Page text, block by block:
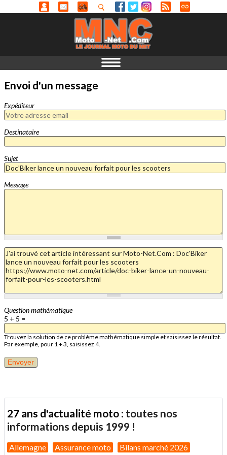
Envoi d'un message
Expéditeur
Destinataire
Sujet
Message
Question mathématique
5 + 5 =
Trouvez la solution de ce problème mathématique simple et saisissez le résultat.
Par exemple, pour 1 + 3, saisissez 4.
27 ans d'actualité moto : toutes nos
informations depuis 1999 !
Allemagne Assurance moto Bilans marché 2026